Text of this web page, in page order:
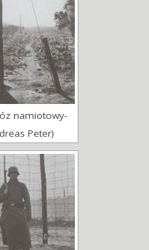
namiotowy-
Peter)